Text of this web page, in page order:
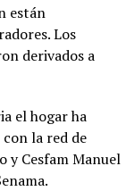
están
Los
derivados a
el hogar ha
la red de
y Cesfam Manuel